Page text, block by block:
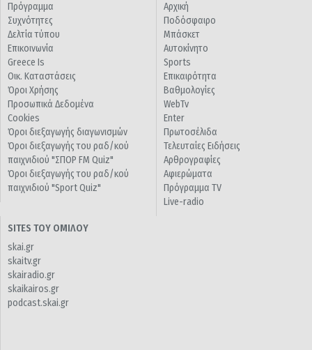
Πρόγραμμα
Συχνότητες
Δελτία τύπου
Επικοινωνία
Greece Is
Οικ. Καταστάσεις
Όροι Χρήσης
Προσωπικά Δεδομένα
Cookies
Όροι διεξαγωγής διαγωνισμών
Όροι διεξαγωγής του ραδ/κού
παιχνιδιού "ΣΠΟΡ FM Quiz"
Όροι διεξαγωγής του ραδ/κού
παιχνιδιού "Sport Quiz"
Αρχική
Ποδόσφαιρο
Μπάσκετ
Αυτοκίνητο
Sports
Επικαιρότητα
Βαθμολογίες
WebTv
Enter
Πρωτοσέλιδα
Τελευταίες Ειδήσεις
Αρθρογραφίες
Αφιερώματα
Πρόγραμμα TV
Live-radio
SITES ΤΟΥ ΟΜΙΛΟΥ
skai.gr
skaitv.gr
skairadio.gr
skaikairos.gr
podcast.skai.gr